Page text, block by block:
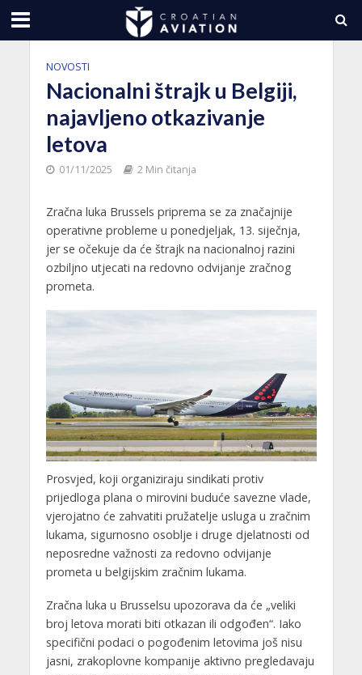
NOVOSTI
Nacionalni štrajk u Belgiji,
najavljeno otkazivanje
letova
01/11/2025 2 Min čitanja
Zračna luka Brussels priprema se za značajnije
operativne probleme u ponedjeljak, 13. siječnja,
jer se očekuje da će štrajk na nacionalnoj razini
ozbiljno utjecati na redovno odvijanje zračnog
prometa.
Prosvjed, koji organiziraju sindikati protiv
prijedloga plana o mirovini buduće savezne vlade,
vjerojatno će zahvatiti pružatelje usluga u zračnim
lukama, sigurnosno osoblje i druge djelatnosti od
neposredne važnosti za redovno odvijanje
prometa u belgijskim zračnim lukama.
Zračna luka u Brusselsu upozorava da će „veliki
broj letova morati biti otkazan ili odgođen“. Iako
specifični podaci o pogođenim letovima još nisu
jasni, zrakoplovne kompanije aktivno pregledavaju